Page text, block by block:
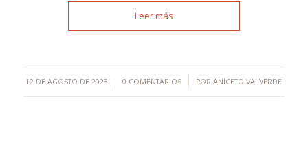
Leer más
12 DE AGOSTO DE 2023
/ 0 COMENTARIOS
/ PORANICETO VALVERDE